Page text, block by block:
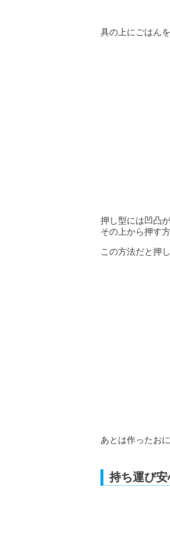
具の上にごはん
押し型には凹凸
その上から押す
この方法だと押
あとは作ったお
持ち運び